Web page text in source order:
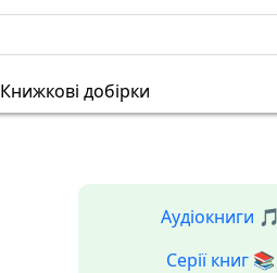
Книжкові добірки
Аудіокниги 🎵
Серії книг 📚